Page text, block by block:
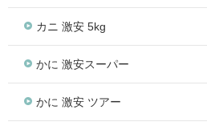
カニ 激安 5kg
かに 激安スーパー
かに 激安 ツアー